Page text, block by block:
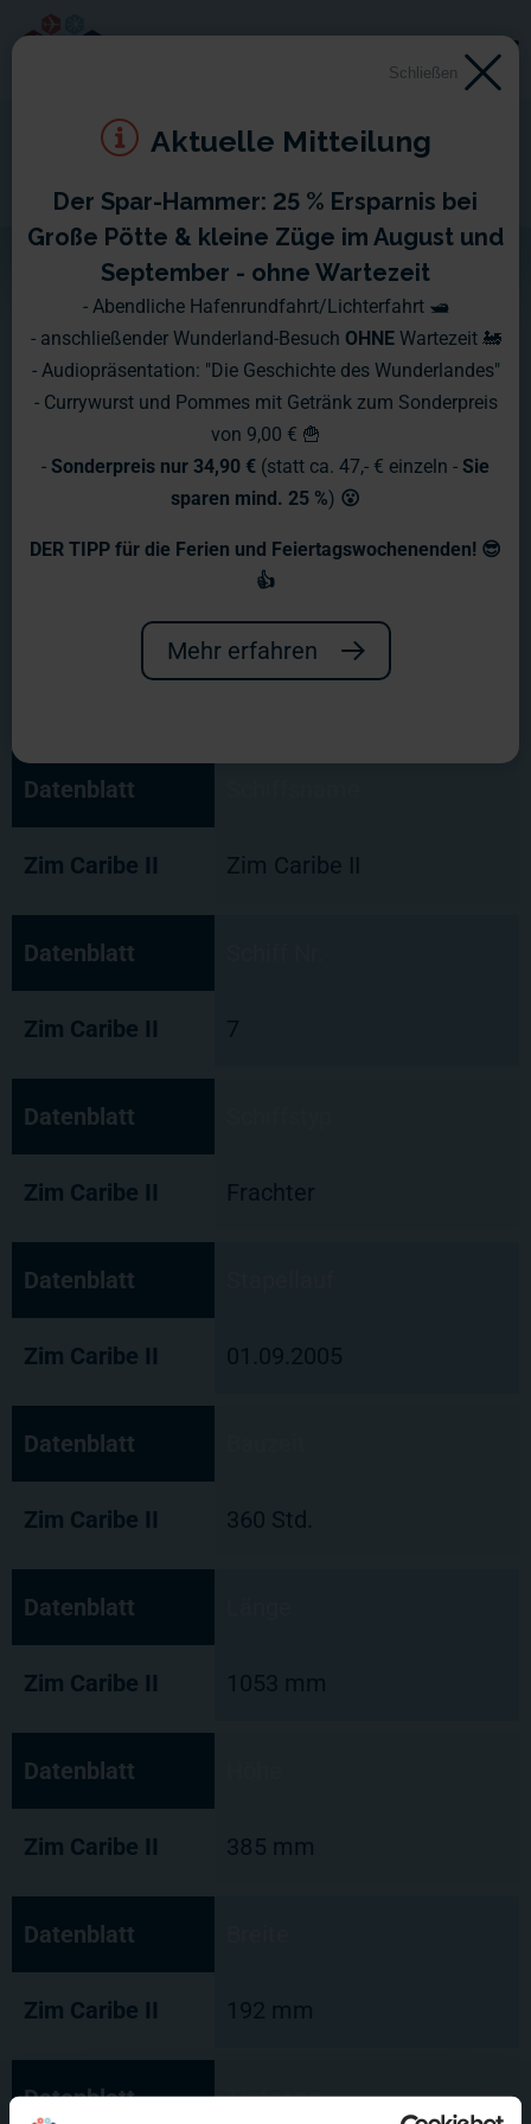
Zim Caribe II
Schiffsüberwachung Skandinavien - Bericht für Schiff Nr. 7
Datenblatt
Zim Caribe II Zim Caribe II
Datenblatt
Zim Caribe II 7
Datenblatt
Zim Caribe II Frachter
Datenblatt
Zim Caribe II 01.09.2005
Datenblatt
Zim Caribe II 360 Std.
Datenblatt
Zim Caribe II 1053 mm
Datenblatt
Zim Caribe II 385 mm
Datenblatt
Zim Caribe II 192 mm
Datenblatt Tiefgang
Schließen
Aktuelle Mitteilung
Der Spar-Hammer: 25 % Ersparnis bei
Große Pötte & kleine Züge im August und
September - ohne Wartezeit
- Abendliche Hafenrundfahrt/Lichterfahrt 🛥️
- anschließender Wunderland-Besuch OHNE Wartezeit 🚂
- Audiopräsentation: "Die Geschichte des Wunderlandes"
- Currywurst und Pommes mit Getränk zum Sonderpreis
von 9,00 € 🍟
- Sonderpreis nur 34,90 € (statt ca. 47,- € einzeln - Sie
sparen mind. 25 %) 😮
DER TIPP für die Ferien und Feiertagswochenenden! 😎
👍
Mehr erfahren